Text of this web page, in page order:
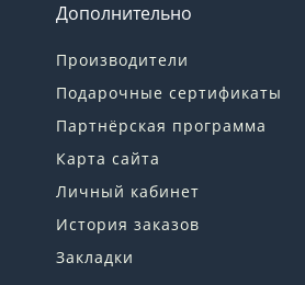
Дополнительно
Производители
Подарочные сертификаты
Партнёрская программа
Карта сайта
Личный кабинет
История заказов
Закладки